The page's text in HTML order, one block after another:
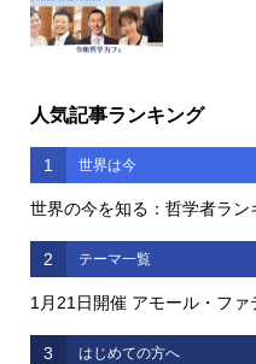
人気記事ランキング
1 世界は今
世界の今を知る：哲学者ラン
2 テーマ一覧
1月21日開催 アモール・ファ
3 はじめての方へ